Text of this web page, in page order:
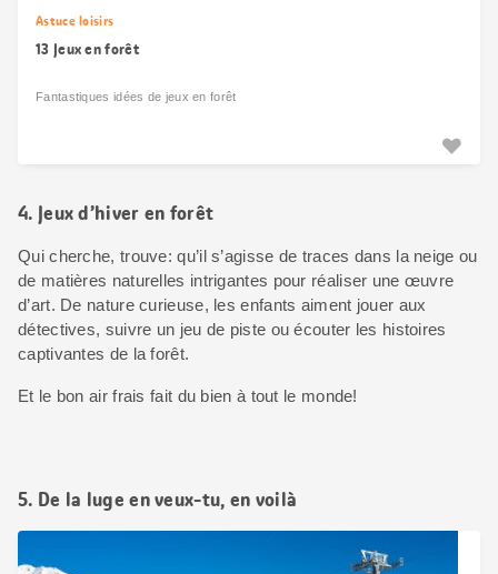
Astuce loisirs
13 Jeux en forêt
Fantastiques idées de jeux en forêt
4. Jeux d’hiver en forêt
Qui cherche, trouve: qu’il s’agisse de traces dans la neige ou
de matières naturelles intrigantes pour réaliser une œuvre
d’art. De nature curieuse, les enfants aiment jouer aux
détectives, suivre un jeu de piste ou écouter les histoires
captivantes de la forêt.
Et le bon air frais fait du bien à tout le monde!
5. De la luge en veux-tu, en voilà